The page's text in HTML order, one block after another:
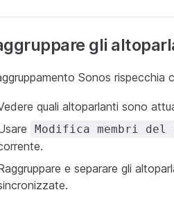
gli
Sonos rispecchia
quali altoparlanti sono
Modifica membri del
e separare gli